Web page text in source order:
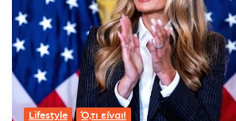
Lifestyle Ό,τι είναι!